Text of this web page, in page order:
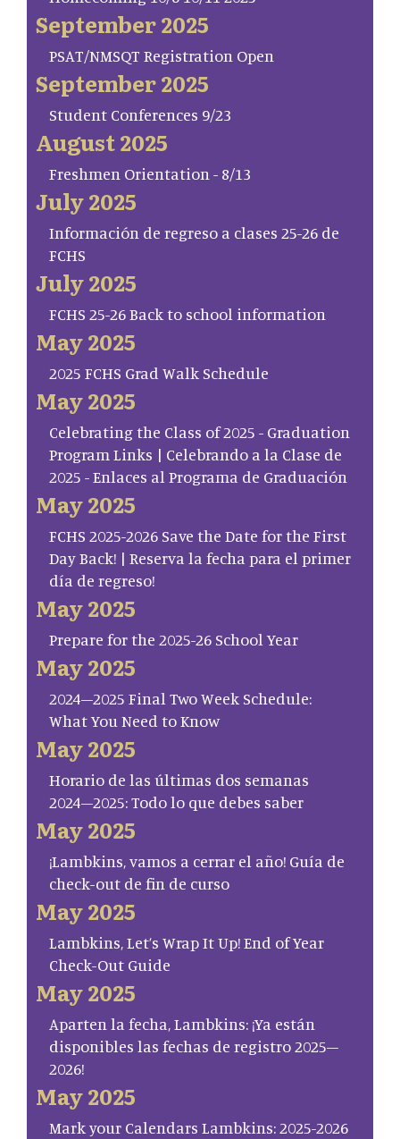
September 2025
PSAT/NMSQT Registration Open
September 2025
Student Conferences 9/23
August 2025
Freshmen Orientation - 8/13
July 2025
Información de regreso a clases 25-26 de
FCHS
July 2025
FCHS 25-26 Back to school information
May 2025
2025 FCHS Grad Walk Schedule
May 2025
Celebrating the Class of 2025 - Graduation
Program Links | Celebrando a la Clase de
2025 - Enlaces al Programa de Graduación
May 2025
FCHS 2025-2026 Save the Date for the First
Day Back! | Reserva la fecha para el primer
día de regreso!
May 2025
Prepare for the 2025-26 School Year
May 2025
2024–2025 Final Two Week Schedule:
What You Need to Know
May 2025
Horario de las últimas dos semanas
2024–2025: Todo lo que debes saber
May 2025
¡Lambkins, vamos a cerrar el año! Guía de
check-out de fin de curso
May 2025
Lambkins, Let’s Wrap It Up! End of Year
Check-Out Guide
May 2025
Aparten la fecha, Lambkins: ¡Ya están
disponibles las fechas de registro 2025–
2026!
May 2025
Mark your Calendars Lambkins: 2025-2026